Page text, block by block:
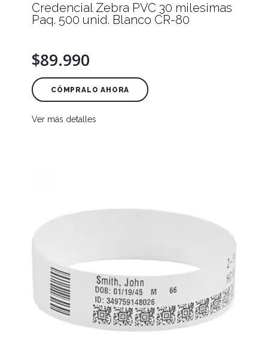
Credencial Zebra PVC 30 milesimas
Paq. 500 unid. Blanco CR-80
$89.990
CÓMPRALO AHORA
Ver más detalles